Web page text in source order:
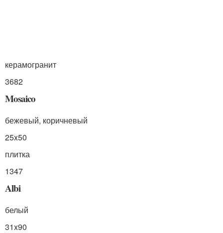
керамогранит
3682
Mosaico
бежевый, коричневый
25x50
плитка
1347
Albi
белый
31x90